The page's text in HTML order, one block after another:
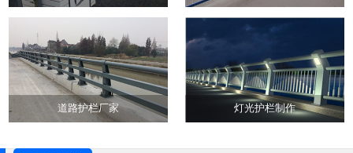
道路护栏厂家 灯光护栏制作